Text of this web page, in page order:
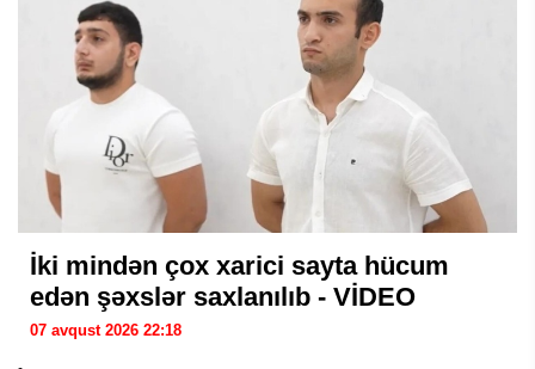
İki mindən çox xarici sayta hücum
edən şəxslər saxlanılıb - VİDEO
07 avqust 2026 22:18